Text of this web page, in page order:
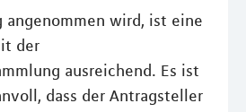
angenommen wird, ist eine
der
ausreichend. Es ist
dass der Antragsteller